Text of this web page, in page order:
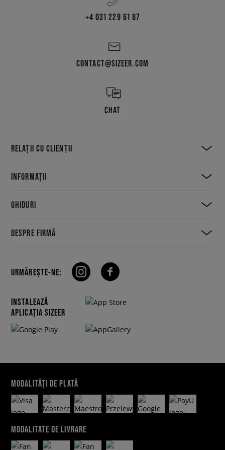
+4 031 229 61 87
CONTACT@SIZEER.COM
CHAT
RELAȚII CU CLIENȚII
INFORMAȚII
GHIDURI
DESPRE FIRMĂ
URMĂREȘTE-NE:
INSTALEAZĂ
APLICAȚIA SIZEER
MODALITĂȚI DE PLATĂ
MODALITATE DE LIVRARE